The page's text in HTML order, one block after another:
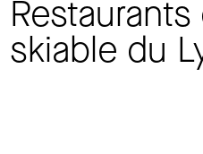
skiable du